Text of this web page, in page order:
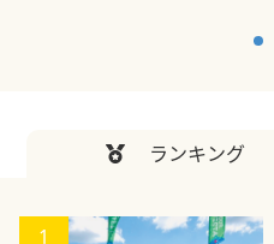
ランキング
1